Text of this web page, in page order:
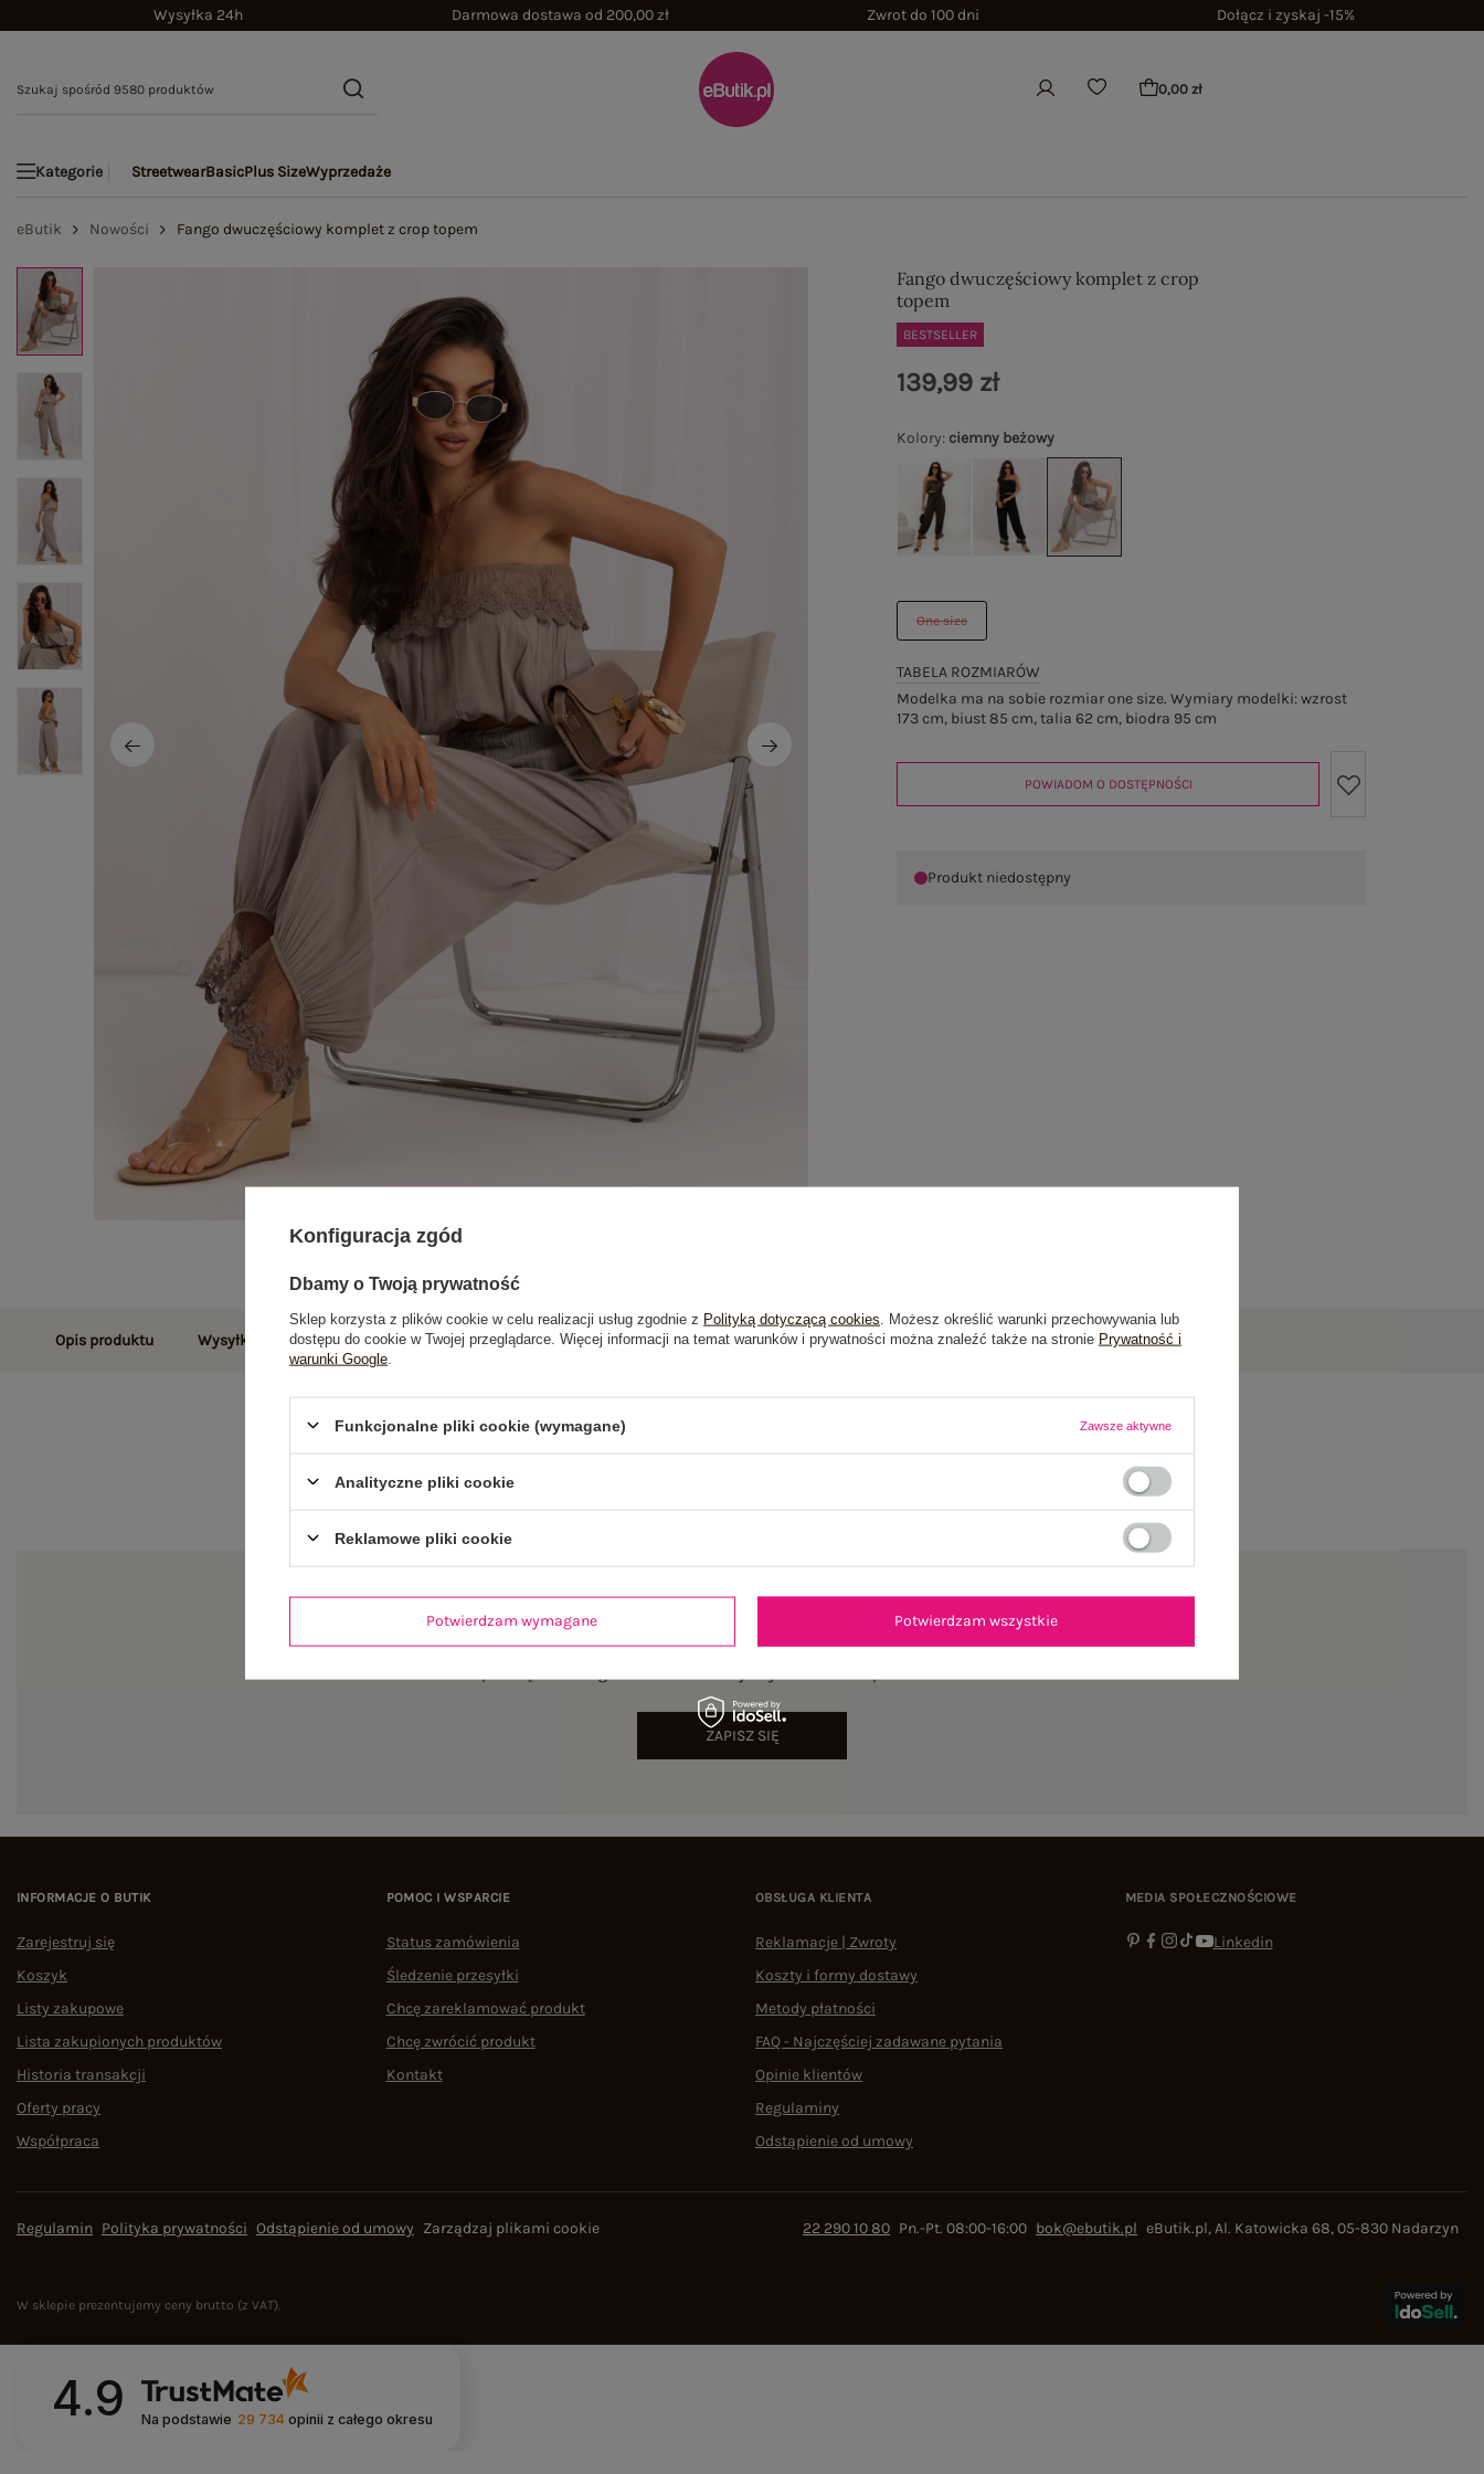
Wysyłka 24h Darmowa dostawa od 200,00 zł Zwrot do 100 dni Dołącz i zyskaj -15%
0,00 zł
Kategorie StreetwearBasicPlus SizeWyprzedaże
eButik Nowości Fango dwuczęściowy komplet z crop topem
Fango dwuczęściowy komplet z crop
topem
BESTSELLER
Kolory: ciemny beżowy
One size
TABELA ROZMIARÓW
Modelka ma na sobie rozmiar one size. Wymiary modelki: wzrost
173 cm, biust 85 cm, talia 62 cm, biodra 95 cm
139,99 zł
POWIADOM O DOSTĘPNOŚCI
Produkt niedostępny
Opis produktu Wysyłka i dostawa Zwroty i reklamacje Opinie o produkcie(0)
ZAPISZ SIĘ
INFORMACJE O BUTIK
Zarejestruj się
Koszyk
Listy zakupowe
Lista zakupionych produktów
Historia transakcji
Oferty pracy
Współpraca
POMOC I WSPARCIE
Status zamówienia
Śledzenie przesyłki
Chcę zareklamować produkt
Chcę zwrócić produkt
Kontakt
OBSŁUGA KLIENTA
Reklamacje | Zwroty
Koszty i formy dostawy
Metody płatności
FAQ - Najczęściej zadawane pytania
Opinie klientów
Regulaminy
Odstąpienie od umowy
MEDIA SPOŁECZNOŚCIOWE
Linkedin
Regulamin Polityka prywatności Odstąpienie od umowy Zarządzaj plikami cookie 22 290 10 80 Pn.-Pt. 08:00-16:00 bok@ebutik.pl eButik.pl,Al. Katowicka 68,05-830 Nadarzyn
W sklepie prezentujemy ceny brutto (z VAT).
4.9 Na podstawie 29 734 opinii z całego okresu
Konfiguracja zgód
Dbamy o Twoją prywatność
Sklep korzysta z plików cookie w celu realizacji usług zgodnie z Polityką dotyczącą cookies . Możesz określić warunki przechowywania lub
dostępu do cookie w Twojej przeglądarce. Więcej informacji na temat warunków i prywatności można znaleźć także na stronie Prywatność i
warunki Google
Funkcjonalne pliki cookie (wymagane) Zawsze aktywne
Analityczne pliki cookie
Reklamowe pliki cookie
Potwierdzam wymagane Potwierdzam wszystkie